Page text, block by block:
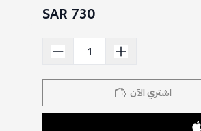
730 SAR
اشتري الآن